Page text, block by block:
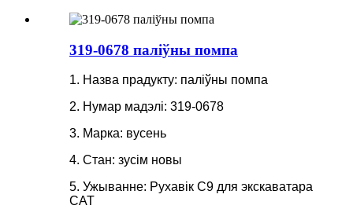
319-0678 паліўны помпа
1. Назва прадукту: паліўны помпа
2. Нумар мадэлі: 319-0678
3. Марка: вусень
4. Стан: зусім новы
5. Ужыванне: Рухавік C9 для экскаватара
CAT